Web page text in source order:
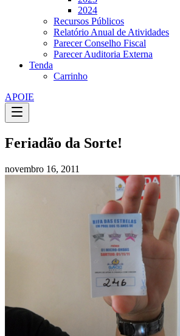
2024
Recursos Públicos
Relatório Anual de Atividades
Parecer Conselho Fiscal
Parecer Auditoria Externa
Tenda
Carrinho
APOIE
Feriadão da Sorte!
novembro 16, 2011